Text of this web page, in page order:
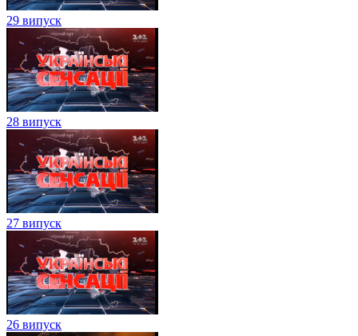
29 випуск
28 випуск
27 випуск
26 випуск